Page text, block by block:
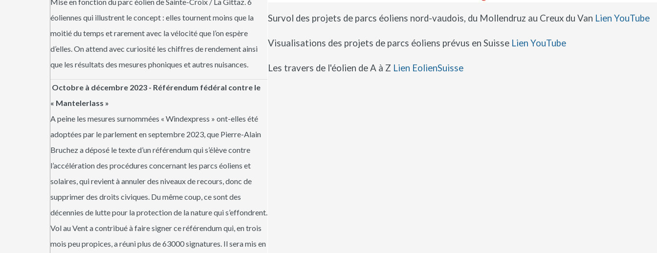
éoliennes qui illustrent le concept : elles tournent moins que la
moitié du temps et rarement avec la vélocité que l’on espère
d’elles. On attend avec curiosité les chiffres de rendement ainsi
que les résultats des mesures phoniques et autres nuisances.
Octobre à décembre 2023 - Référendum fédéral contre le
« Mantelerlass »
A peine les mesures surnommées « Windexpress » ont-elles été
adoptées par le parlement en septembre 2023, que Pierre-Alain
Bruchez a déposé le texte d’un référendum qui s’élève contre
l’accélération des procédures concernant les parcs éoliens et
solaires, qui revient à annuler des niveaux de recours, donc de
supprimer des droits civiques. Du même coup, ce sont des
décennies de lutte pour la protection de la nature qui s’effondrent.
Vol au Vent a contribué à faire signer ce référendum qui, en trois
mois peu propices, a réuni plus de 63000 signatures. Il sera mis en
Survol des projets de parcs éoliens nord-vaudois, du Mollendruz au Creux du Van Lien YouTube
Visualisations des projets de parcs éoliens prévus en Suisse Lien YouTube
Les travers de l'éolien de A à Z Lien EolienSuisse